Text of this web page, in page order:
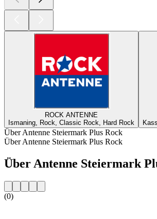
ROCK ANTENNE
Ismaning, Rock, Classic Rock, Hard Rock
Über Antenne Steiermark Plus Rock
Über Antenne Steiermark Plus Rock
Über Antenne Steiermark
(0)